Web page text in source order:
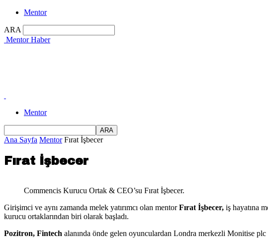
Mentor
ARA
Mentor Haber
Mentor
Ana Sayfa Mentor Fırat İşbecer
Fırat İşbecer
Commencis Kurucu Ortak & CEO’su Fırat İşbecer.
Girişimci ve aynı zamanda melek yatırımcı olan mentorFırat İşbecer, iş hayatına
kurucu ortaklarından biri olarak başladı.
Pozitron, Fintech alanında önde gelen oyunculardan Londra merkezli Monitise plc